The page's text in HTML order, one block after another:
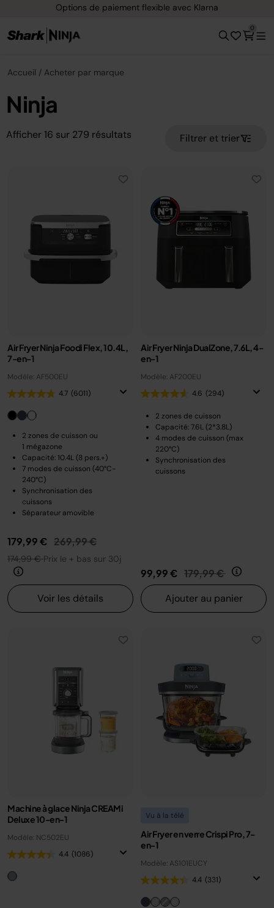
Options de paiement flexible avec Klarna
0
Accueil Acheter par marque
Ninja
Afficher 16 sur 279 résultats Filtrer et trier
Air Fryer Ninja Foodi Flex, 10.4L,
7-en-1
Modèle: AF500EU
4.7 (6011)
2 zones de cuisson ou
1 mégazone
Capacité: 10.4L (8 pers.+)
7 modes de cuisson (40°C-
240°C)
Synchronisation des
cuissons
Séparateur amovible
179,99 € Prix réduit de
269,99 €au
174,99 €Prix le + bas sur 30j
Voir les détails
Air Fryer Ninja DualZone, 7.6L, 4-
en-1
Modèle: AF200EU
4.6 (294)
2 zones de cuisson
Capacité: 7.6L (2*3.8L)
4 modes de cuisson (max
220°C)
Synchronisation des
cuissons
99,99 € Prix réduit de
179,99 € au
Ajouter au panier
Machine à glace Ninja CREAMi
Deluxe 10-en-1
Modèle: NC502EU
4.4 (1086)
Vu à la télé
Air Fryer en verre Crispi Pro, 7-
en-1
Modèle: AS101EUCY
4.4 (331)